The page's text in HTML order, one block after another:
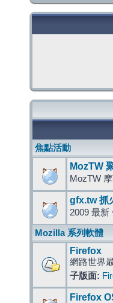
焦點活動
MozTW
MozTW
gfx.tw 抓
2009 最新
Mozilla 系列軟體
Firefox
網路世界
子版面:
Firefox